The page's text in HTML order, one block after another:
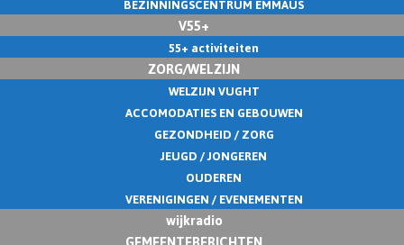
V55+
55+ activiteiten
ZORG/WELZIJN
WELZIJN VUGHT
ACCOMODATIES EN GEBOUWEN
GEZONDHEID / ZORG
JEUGD / JONGEREN
OUDEREN
VERENIGINGEN / EVENEMENTEN
wijkradio